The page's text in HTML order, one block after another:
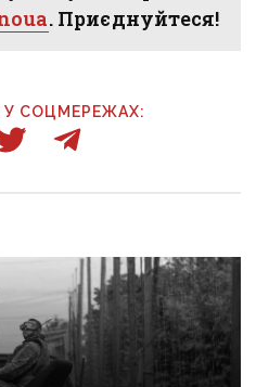
. Приєднуйтеся!
СОЦМЕРЕЖАХ: